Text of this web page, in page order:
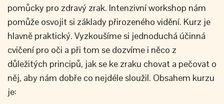
pomůcky pro zdravý zrak. Intenzivní workshop nám
pomůže osvojit si základy přirozeného vidění. Kurz je
hlavně praktický. Vyzkoušíme si jednoduchá účinná
cvičení pro oči a při tom se dozvíme i něco z
důležitých principů, jak se ke zraku chovat a pečovat o
něj, aby nám dobře co nejdéle sloužil. Obsahem kurzu
je: